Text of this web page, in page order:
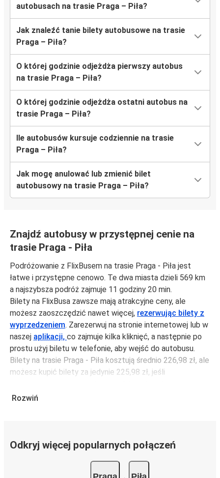
autobusach na trasie Praga – Piła?
Jak znaleźć tanie bilety autobusowe na trasie
Praga – Piła?
O której godzinie odjeżdża pierwszy autobus
na trasie Praga – Piła?
O której godzinie odjeżdża ostatni autobus na
trasie Praga – Piła?
Ile autobusów kursuje codziennie na trasie
Praga – Piła?
Jak mogę anulować lub zmienić bilet
autobusowy na trasie Praga – Piła?
Znajdź autobusy w przystępnej cenie na
trasie Praga - Piła
Podróżowanie z FlixBusem na trasie Praga - Piła jest
łatwe i przystępne cenowo. Te dwa miasta dzieli 569 km
a najszybsza podróż zajmuje 11 godziny 20 min.
Bilety na FlixBusa zawsze mają atrakcyjne ceny, ale
możesz zaoszczędzić nawet więcej, rezerwując bilety z
wyprzedzeniem. Zarezerwuj na stronie internetowej lub w
naszej aplikacji, co zajmuje kilka kliknięć, a następnie po
prostu użyj biletu w telefonie, aby wejść do autobusu.
Bilety na trasie Praga - Piła kosztują średnio 226,98 zł, ale
możesz kupić bilety za jedynie 225,98 zł, jeśli
unikając weekendów i świąt. Aby podróżować szybko,
Rozwiń
Odkryj więcej popularnych połączeń